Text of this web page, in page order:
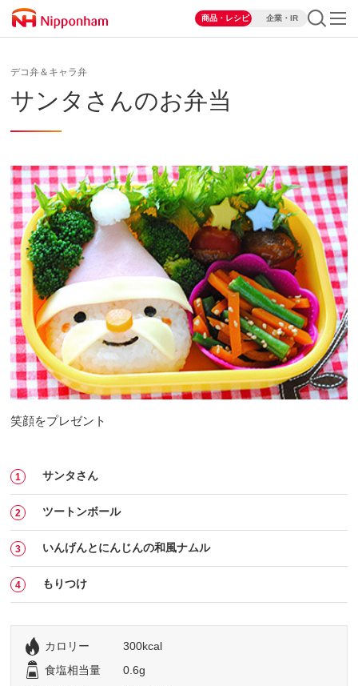
商品・レシピ 企業・IR
デコ弁＆キャラ弁
サンタさんのお弁当
笑顔をプレゼント
サンタさん
ツートンボール
いんげんとにんじんの和風ナムル
もりつけ
カロリー
300kcal
食塩相当量
0.6g